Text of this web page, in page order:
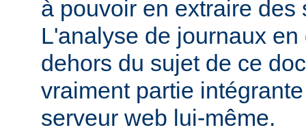
à pouvoir en extraire des
L'analyse de journaux
dehors du sujet de ce
vraiment partie
serveur web lui-même.